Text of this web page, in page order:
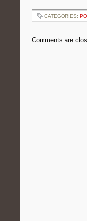
CATEGORIES:
Comments are